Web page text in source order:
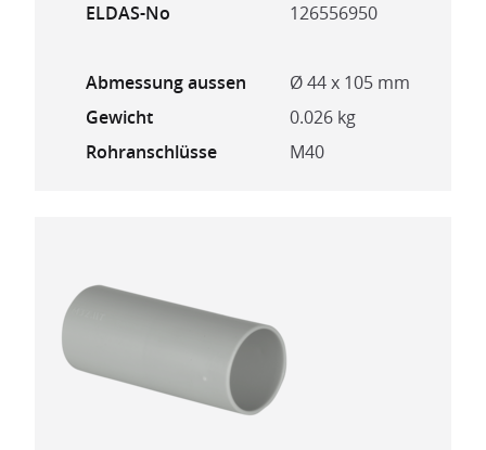
ELDAS-No
126556950
Abmessung aussen
Ø 44 x 105 mm
Gewicht
0.026 kg
Rohranschlüsse
M40